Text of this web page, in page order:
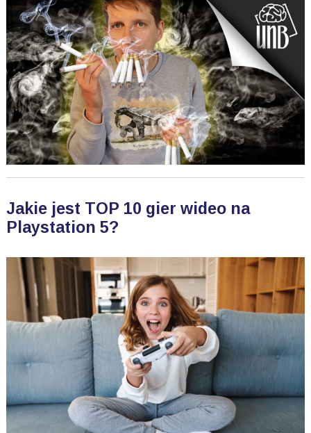
Jakie jest TOP 10 gier wideo na
Playstation 5?